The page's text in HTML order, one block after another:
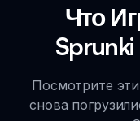
Что
Посмотрите
снова